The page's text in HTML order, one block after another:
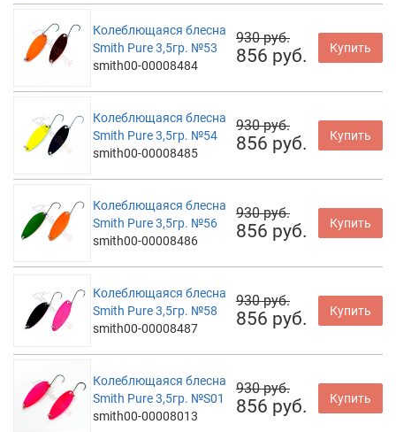
Колеблющаяся блесна
Smith Pure 3,5гр. №53
smith00-00008484
930 руб.
856 руб. Купить
Колеблющаяся блесна
Smith Pure 3,5гр. №54
smith00-00008485
930 руб.
856 руб. Купить
Колеблющаяся блесна
Smith Pure 3,5гр. №56
smith00-00008486
930 руб.
856 руб. Купить
Колеблющаяся блесна
Smith Pure 3,5гр. №58
smith00-00008487
930 руб.
856 руб. Купить
Колеблющаяся блесна
Smith Pure 3,5гр. №S01
smith00-00008013
930 руб.
856 руб. Купить